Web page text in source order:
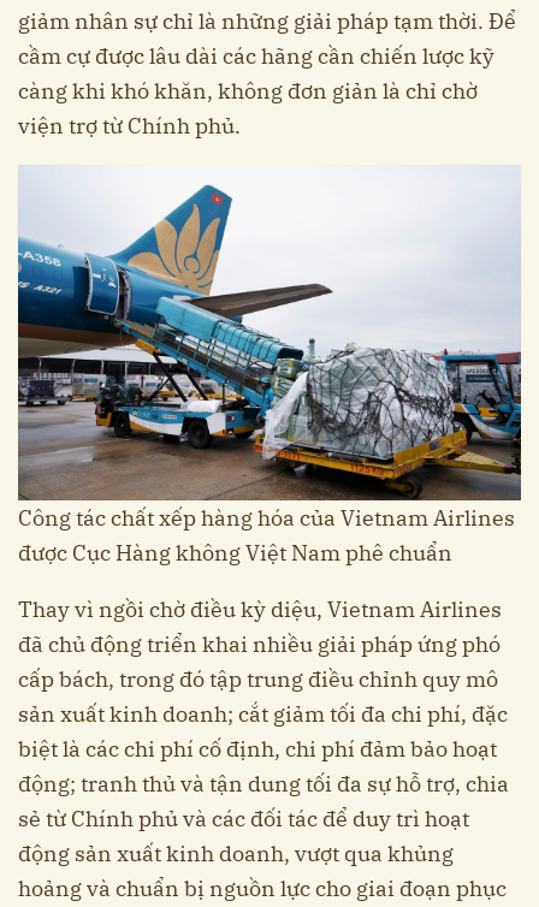
giảm nhân sự chỉ là những giải pháp tạm thời. Để
cầm cự được lâu dài các hãng cần chiến lược kỹ
càng khi khó khăn, không đơn giản là chỉ chờ
viện trợ từ Chính phủ.
Công tác chất xếp hàng hóa của Vietnam Airlines
được Cục Hàng không Việt Nam phê chuẩn
Thay vì ngồi chờ điều kỳ diệu, Vietnam Airlines
đã chủ động triển khai nhiều giải pháp ứng phó
cấp bách, trong đó tập trung điều chỉnh quy mô
sản xuất kinh doanh; cắt giảm tối đa chi phí, đặc
biệt là các chi phí cố định, chi phí đảm bảo hoạt
động; tranh thủ và tận dung tối đa sự hỗ trợ, chia
sẻ từ Chính phủ và các đối tác để duy trì hoạt
động sản xuất kinh doanh, vượt qua khủng
hoảng và chuẩn bị nguồn lực cho giai đoạn phục